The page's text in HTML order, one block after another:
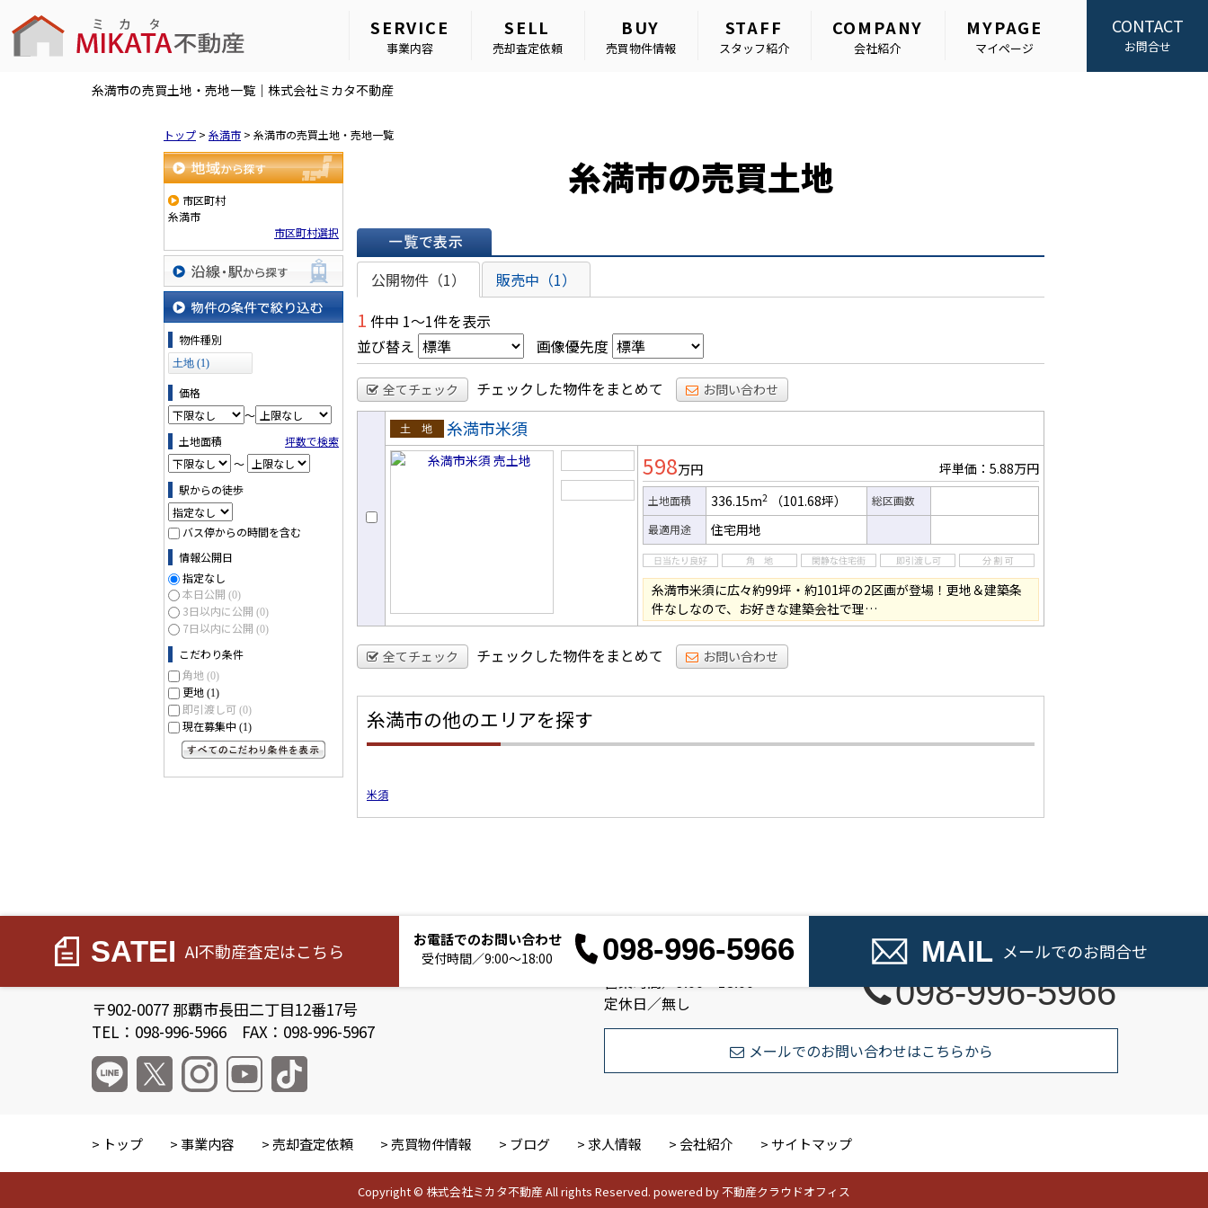
SERVICE
事業内容
SELL
売却査定依頼
BUY
売買物件情報
STAFF
スタッフ紹介
COMPANY
会社紹介
MYPAGE
マイページ
CONTACT
お問合せ
糸満市の売買土地・売地一覧｜株式会社ミカタ不動産
トップ > 糸満市 > 糸満市の売買土地・売地一覧
地域から探す
市区町村
糸満市
市区町村選択
沿線・駅から探す
物件の条件で絞り込む
物件種別
土地 (1)
価格
～
土地面積
坪数で検索
～
駅からの徒歩
バス停からの時間を含む
情報公開日
指定なし
本日公開 (0)
3日以内に公開 (0)
7日以内に公開 (0)
こだわり条件
角地 (0)
更地 (1)
即引渡し可 (0)
現在募集中 (1)
糸満市の売買土地
一覧で表示
公開物件（1） 販売中（1）
1 件中 1～1件を表示
並び替え
画像優先度
全てチェック チェックした物件をまとめて お問い合わせ
売土地
糸満市米須
598万円 坪単価：5.88万円
土地面積 336.15m2 （101.68坪）
総区画数
最適用途
住宅用地
糸満市米須に広々約99坪・約101坪の2区画が登場！更地＆建築条
件なしなので、お好きな建築会社で理…
全てチェック チェックした物件をまとめて お問い合わせ
糸満市の他のエリアを探す
米須
SATEI AI不動産査定はこちら
お電話でのお問い合わせ
受付時間／9:00～18:00 098-996-5966 MAIL メールでのお問合せ
〒902-0077 那覇市長田二丁目12番17号
TEL：098-996-5966 FAX：098-996-5967
お電話でのお問い合わせ
営業時間／9:00～18:00
定休日／無し
098-996-5966
メールでのお問い合わせはこちらから
トップ 事業内容 売却査定依頼 売買物件情報 ブログ 求人情報 会社紹介 サイトマップ
Copyright © 株式会社ミカタ不動産 All rights Reserved. powered by 不動産クラウドオフィス